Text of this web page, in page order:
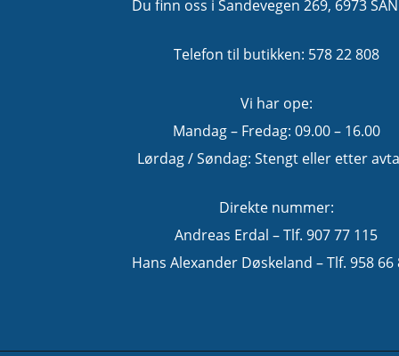
Du finn oss i Sandevegen 269, 6973
Telefon til butikken: 578 22 808
Vi har ope:
Mandag – Fredag: 09.00 – 16.00
Lørdag / Søndag: Stengt eller etter
Direkte nummer:
Andreas Erdal – Tlf. 907 77 115
Hans Alexander Døskeland – Tlf. 958 66